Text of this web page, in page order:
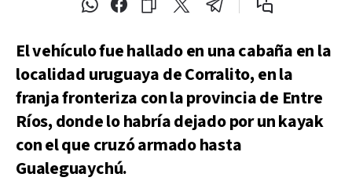
El vehículo fue hallado en una cabaña en la
localidad uruguaya de Corralito, en la
franja fronteriza con la provincia de Entre
Ríos, donde lo habría dejado por un kayak
con el que cruzó armado hasta
Gualeguaychú.